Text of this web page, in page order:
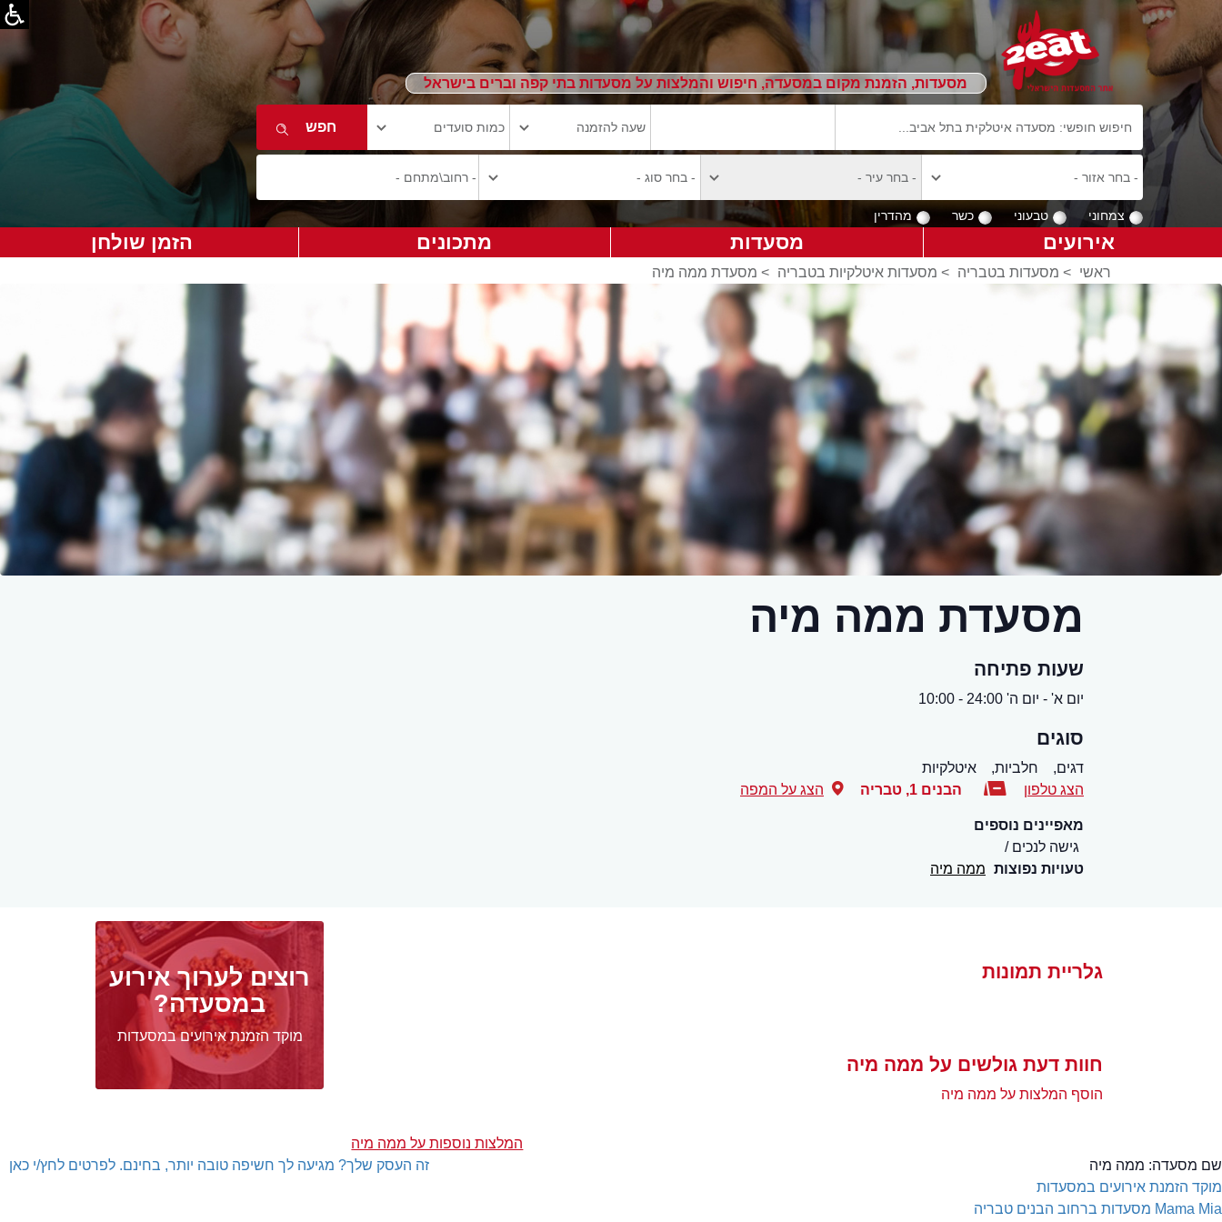
מסעדות, הזמנת מקום במסעדה, חיפוש והמלצות על מסעדות בתי קפה וברים בישראל
צמחוני טבעוני כשר מהדרין
אירועים מסעדות מתכונים הזמן שולחן
ראשי > מסעדות בטבריה > מסעדות איטלקיות בטבריה > מסעדת ממה מיה
מסעדת ממה מיה
שעות פתיחה
יום א' - יום ה' 24:00 - 10:00
סוגים
דגים, חלביות,
איטלקיות
הצג טלפון
הבנים 1 , טבריה הצג על המפה
מאפיינים נוספים
גישה לנכים
טעויות נפוצות ממה מיה
גלריית תמונות
חוות דעת גולשים על ממה מיה
הוסף המלצות על ממה מיה
המלצות נוספות על ממה מיה
רוצים לערוך אירוע
במסעדה?
מוקד הזמנת אירועים במסעדות
זה העסק שלך? מגיעה לך חשיפה טובה יותר, בחינם. לפרטים לחץ/י כאן שם מסעדה: ממה מיה
מוקד הזמנת אירועים במסעדות
Mama Mia מסעדות ברחוב הבנים טבריה